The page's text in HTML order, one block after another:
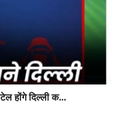
होंगे दिल्ली क...